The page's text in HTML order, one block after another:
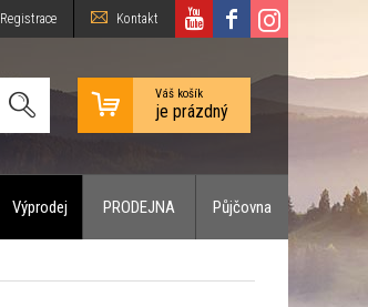
Registrace Kontakt
Váš košík
je prázdný
Výprodej PRODEJNA Půjčovna